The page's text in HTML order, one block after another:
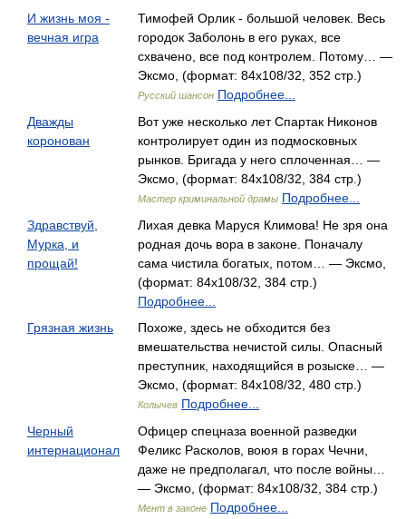
И жизнь моя -
вечная игра
Тимофей Орлик - большой человек. Весь
городок Заболонь в его руках, все
схвачено, все под контролем. Потому… —
Эксмо, (формат: 84x108/32, 352 стр.)
Русский шансон Подробнее...
Дважды
коронован
Вот уже несколько лет Спартак Никонов
контролирует один из подмосковных
рынков. Бригада у него сплоченная… —
Эксмо, (формат: 84x108/32, 384 стр.)
Мастер криминальной драмы Подробнее...
Здравствуй,
Мурка, и
прощай!
Лихая девка Маруся Климова! Не зря она
родная дочь вора в законе. Поначалу
сама чистила богатых, потом… — Эксмо,
(формат: 84x108/32, 384 стр.)
Подробнее...
Грязная жизнь
Похоже, здесь не обходится без
вмешательства нечистой силы. Опасный
преступник, находящийся в розыске… —
Эксмо, (формат: 84x108/32, 480 стр.)
Колычев Подробнее...
Черный
интернационал
Офицер спецназа военной разведки
Феликс Расколов, воюя в горах Чечни,
даже не предполагал, что после войны…
— Эксмо, (формат: 84x108/32, 384 стр.)
Мент в законе Подробнее...